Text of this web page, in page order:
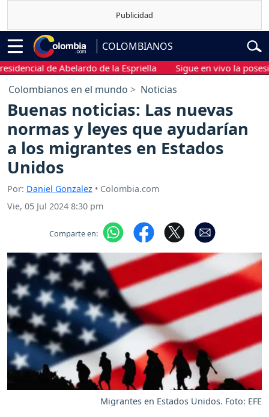
COLOMBIANOS
de Abelardo de la Espriella Sigue en vivo la posesión
Colombianos en el mundo Noticias
Buenas noticias: Las nuevas
normas y leyes que ayudarían
a los migrantes en Estados
Unidos
Por: Daniel Gonzalez • Colombia.com
Vie, 05 Jul 2024 8:30 pm
Comparte en:
Migrantes en Estados Unidos. Foto: EFE